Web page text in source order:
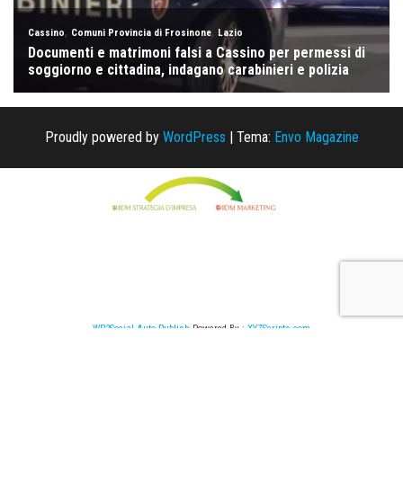
Proudly powered by WordPress | Tema: Envo Magazine
WP2Social Auto Publish Powered By : XYZScripts.com